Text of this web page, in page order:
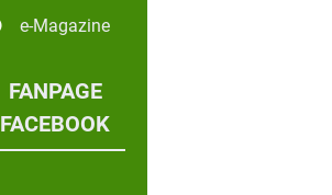
e-Magazine
FANPAGE
FACEBOOK